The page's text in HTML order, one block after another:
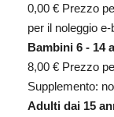
0,00 € Prezzo
per il noleggio
Bambini 6 - 14
8,00 € Prezzo
Supplemento:
Adulti dai 15